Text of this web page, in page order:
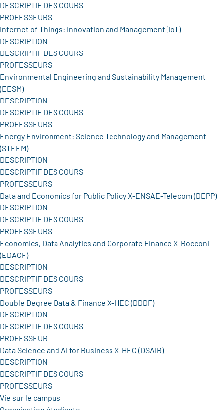
DESCRIPTIF DES COURS
PROFESSEURS
Internet of Things: Innovation and Management (IoT)
DESCRIPTION
DESCRIPTIF DES COURS
PROFESSEURS
Environmental Engineering and Sustainability Management
(EESM)
DESCRIPTION
DESCRIPTIF DES COURS
PROFESSEURS
Energy Environment: Science Technology and Management
(STEEM)
DESCRIPTION
DESCRIPTIF DES COURS
PROFESSEURS
Data and Economics for Public Policy X-ENSAE-Telecom (DEPP)
DESCRIPTION
DESCRIPTIF DES COURS
PROFESSEURS
Economics, Data Analytics and Corporate Finance X-Bocconi
(EDACF)
DESCRIPTION
DESCRIPTIF DES COURS
PROFESSEURS
Double Degree Data & Finance X-HEC (DDDF)
DESCRIPTION
DESCRIPTIF DES COURS
PROFESSEUR
Data Science and AI for Business X-HEC (DSAIB)
DESCRIPTION
DESCRIPTIF DES COURS
PROFESSEURS
Vie sur le campus